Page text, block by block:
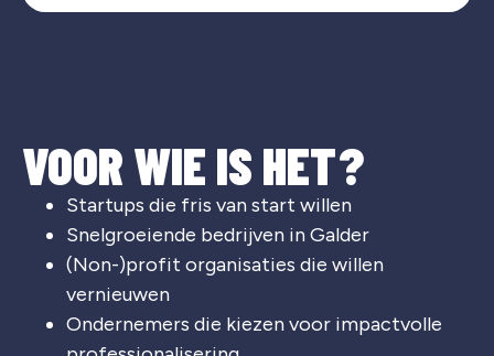
VOOR WIE IS HET?
Startups die fris van start willen
Snelgroeiende bedrijven in Galder
(Non-)profit organisaties die willen
vernieuwen
Ondernemers die kiezen voor impactvolle